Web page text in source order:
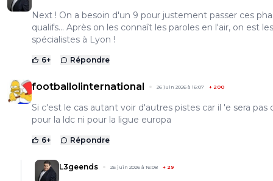
Next ! On a besoin d'un 9 pour justement passer ces
qualifs… Après on les connaît les paroles en l'air, on est les
spécialistes à Lyon !
6+ Répondre
footballolinternational 26 juin 2026 à 16:07 + 200
Si c'est le cas autant voir d'autres pistes car il 'e sera pas
pour la ldc ni pour la ligue europa
6+ Répondre
L3geends 26 juin 2026 à 16:08 + 29